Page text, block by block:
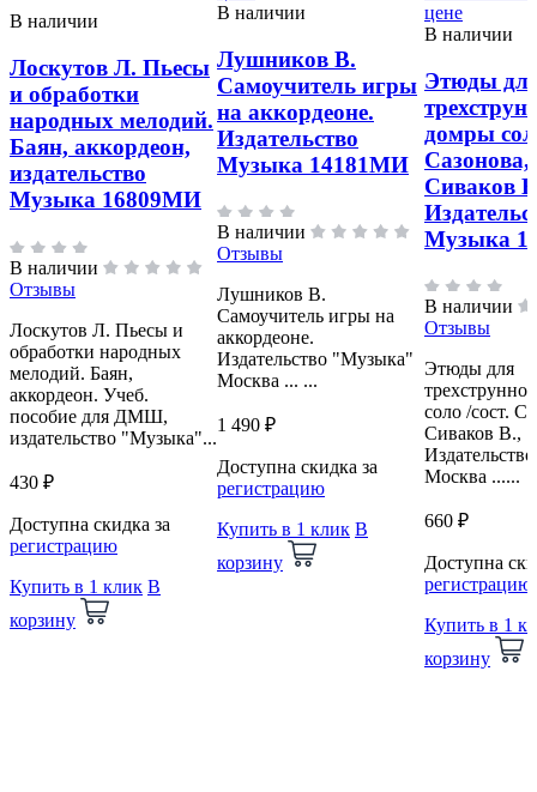
В наличии
Лоскутов Л. Пьесы
и обработки
народных мелодий.
Баян, аккордеон,
издательство
Музыка 16809МИ
В наличии
Отзывы
Лоскутов Л. Пьесы и
обработки народных
мелодий. Баян,
аккордеон. Учеб.
пособие для ДМШ,
издательство "Музыка"...
430 ₽
Доступна скидка за
регистрацию
Купить в 1 клик В
корзину
В наличии
Лушников В.
Самоучитель игры
на аккордеоне.
Издательство
Музыка 14181МИ
В наличии
Отзывы
Лушников В.
Самоучитель игры на
аккордеоне.
Издательство "Музыка"
Москва ... ...
1 490 ₽
Доступна скидка за
регистрацию
Купить в 1 клик В
корзину
В наличии
Этюды
домры
Сазонова,
Сиваков
Музыка
В наличии
Отзывы
Этюды для
соло /сост.
Сиваков В.,
Москва ......
660 ₽
Доступна
регистрацию
Купить в 1
корзину